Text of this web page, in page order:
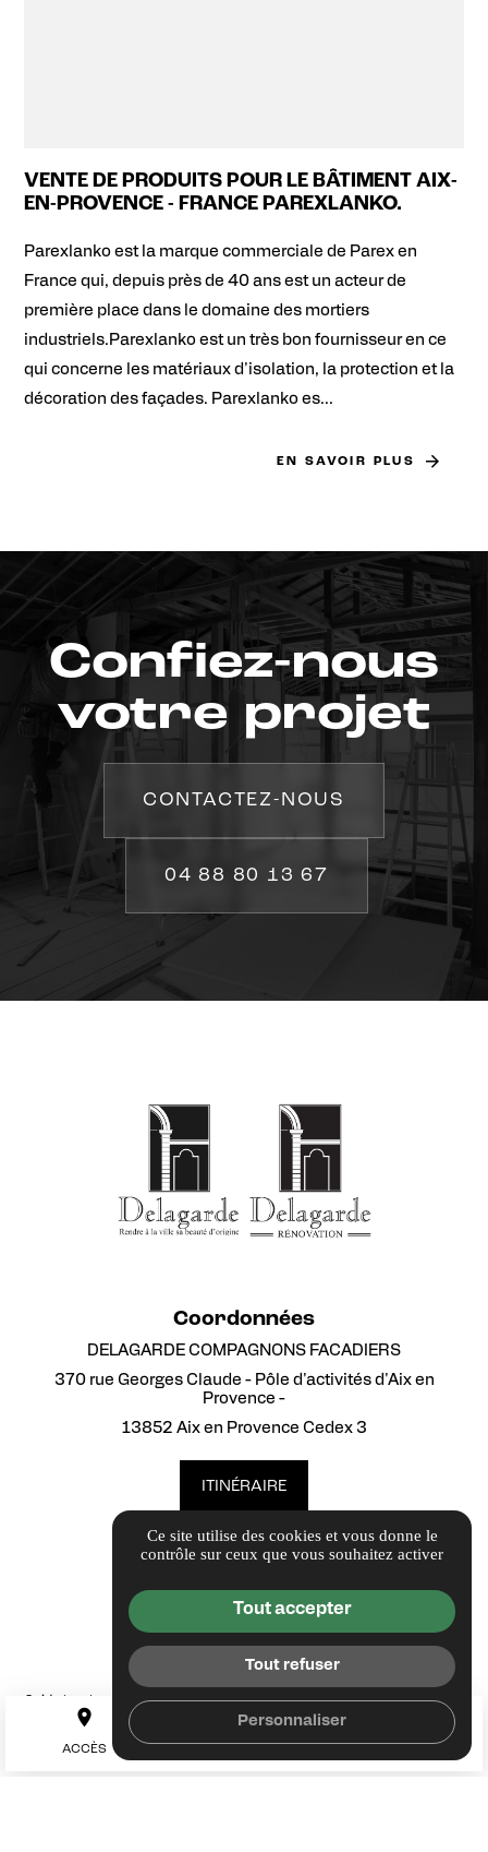
VENTE DE PRODUITS POUR LE BÂTIMENT AIX-
EN-PROVENCE - FRANCE PAREXLANKO.
Parexlanko est la marque commerciale de Parex en
France qui, depuis près de 40 ans est un acteur de
première place dans le domaine des mortiers
industriels.Parexlanko est un très bon fournisseur en ce
qui concerne les matériaux d'isolation, la protection et la
décoration des façades. Parexlanko es...
EN SAVOIR PLUS
Confiez-nous
votre projet
CONTACTEZ-NOUS
04 88 80 13 67
place
ACCÈS
call
TEL
Coordonnées
DELAGARDE COMPAGNONS FACADIERS
370 rue Georges Claude - Pôle d'activités d'Aix en
Provence -
13852 Aix en Provence Cedex 3
ITINÉRAIRE
Contact
04 88 80 13 67
Informations complémentaires
Mentions légales
Politique de confidentialité
Gestion des cookies
Ce site utilise des cookies et vous donne le
contrôle sur ceux que vous souhaitez activer
Tout accepter
Tout refuser
Personnaliser